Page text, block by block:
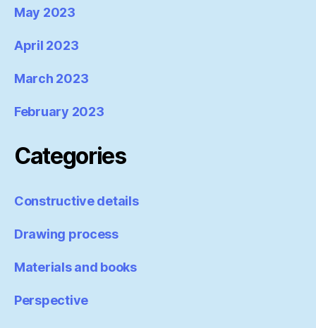
May 2023
April 2023
March 2023
February 2023
Categories
Constructive details
Drawing process
Materials and books
Perspective